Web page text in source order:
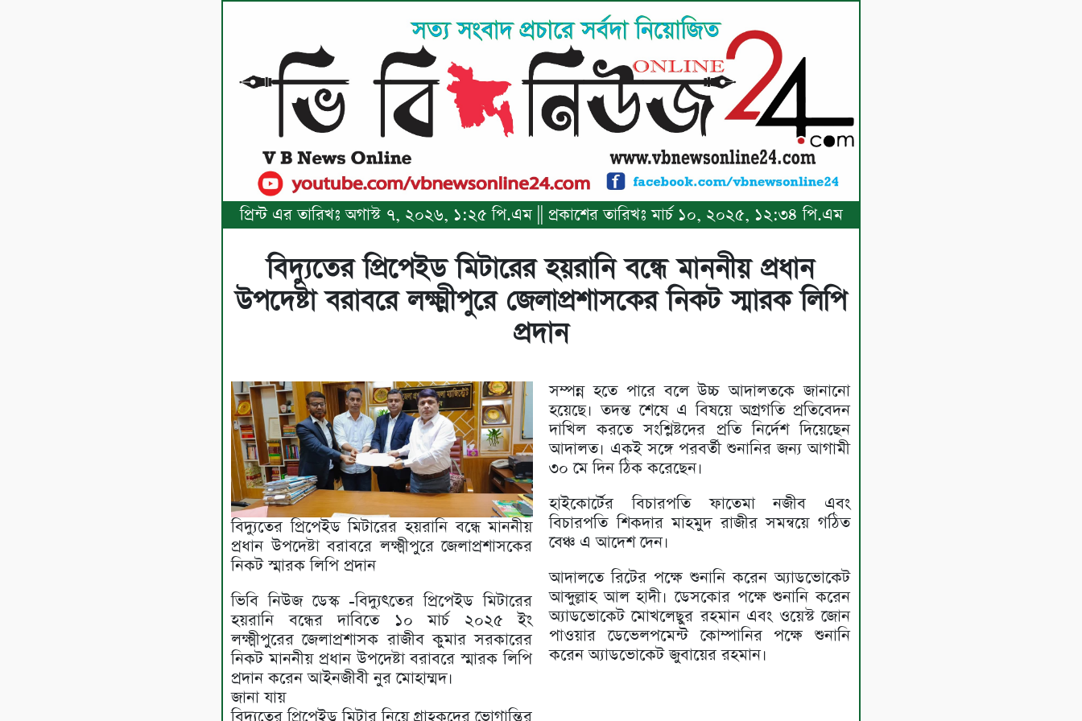
প্রিন্ট এর তারিখঃ অগাস্ট ৭, ২০২৬, ১:২৫ পি.এম || প্রকাশের তারিখঃ মার্চ ১০, ২০২৫, ১২:৩৪ পি.এম
বিদ‍্যুতের প্রিপেইড মিটারের হয়রানি বন্ধে মাননীয় প্রধান
উপদেষ্টা বরাবরে লক্ষ্মীপুরে জেলাপ্রশাসকের নিকট স্মারক লিপি
প্রদান
বিদ‍্যুতের প্রিপেইড মিটারের হয়রানি বন্ধে মাননীয়
প্রধান উপদেষ্টা বরাবরে লক্ষ্মীপুরে জেলাপ্রশাসকের
নিকট স্মারক লিপি প্রদান
ভিবি নিউজ ডেস্ক -বিদ্যুৎতের প্রিপেইড মিটারের
হয়রানি বন্ধের দাবিতে ১০ মার্চ ২০২৫ ইং
লক্ষ্মীপুরের জেলাপ্রশাসক রাজীব কুমার সরকারের
নিকট মাননীয় প্রধান উপদেষ্টা বরাবরে স্মারক লিপি
প্রদান করেন আইনজীবী নুর মোহাম্মদ।
জানা যায়
সম্পন্ন হতে পারে বলে উচ্চ আদালতকে জানানো
হয়েছে। তদন্ত শেষে এ বিষয়ে অগ্রগতি প্রতিবেদন
দাখিল করতে সংশ্লিষ্টদের প্রতি নির্দেশ দিয়েছেন
আদালত। একই সঙ্গে পরবর্তী শুনানির জন্য আগামী
৩০ মে দিন ঠিক করেছেন।
হাইকোর্টের বিচারপতি ফাতেমা নজীব এবং
বিচারপতি শিকদার মাহমুদ রাজীর সমন্বয়ে গঠিত
বেঞ্চ এ আদেশ দেন।
আদালতে রিটের পক্ষে শুনানি করেন অ্যাডভোকেট
আব্দুল্লাহ আল হাদী। ডেসকোর পক্ষে শুনানি করেন
অ্যাডভোকেট মোখলেছুর রহমান এবং ওয়েস্ট জোন
পাওয়ার ডেভেলপমেন্ট কোম্পানির পক্ষে শুনানি
করেন অ্যাডভোকেট জুবায়ের রহমান।